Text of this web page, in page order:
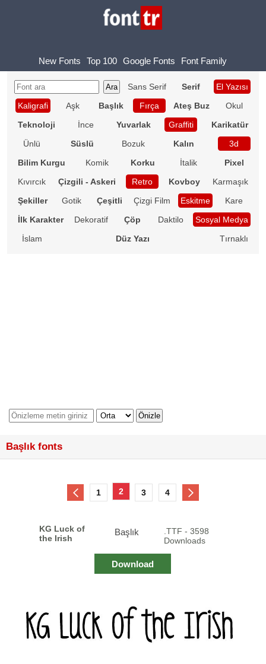
New Fonts Top 100 Google Fonts Font Family
Sans Serif Serif
El Yazısı
Kaligrafi
Aşk Başlık Fırça Ateş Buz
Okul
Teknoloji
İnce Yuvarlak Graffiti
Karikatür
Ünlü
Süslü Bozuk Kalın
3d
Bilim Kurgu
Komik Korku İtalik
Pixel
Kıvırcık
Çizgili - Askeri Retro Kovboy
Karmaşık
Şekiller
Gotik Çeşitli Çizgi Film Eskitme
Kare
İlk Karakter
Dekoratif Çöp Daktilo
Sosyal Medya
İslam
Düz Yazı Tırnaklı
Başlık fonts
1 2 3 4
KG Luck of
the Irish
Başlık
.TTF - 3598
Downloads
Download